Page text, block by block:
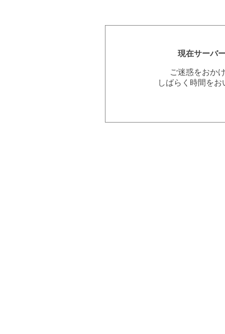
現在サーバ
ご迷惑をおか
しばらく時間を